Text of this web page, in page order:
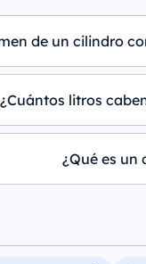
de un cilindro
¿Cuántos litros
¿Qué es un